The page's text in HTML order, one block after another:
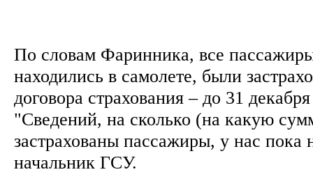
По словам Фаринника, все
находились в самолете, были
договора страхования – до 31
"Сведений, на сколько (на какую
застрахованы пассажиры, у нас пока
начальник ГСУ.